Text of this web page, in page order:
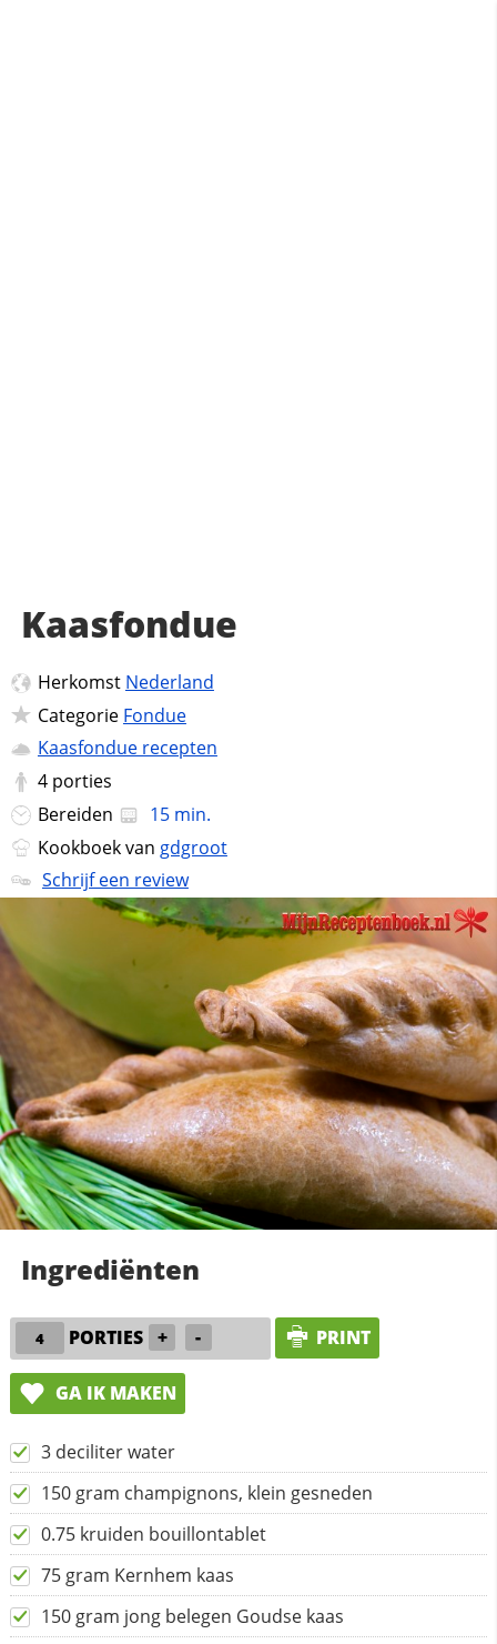
Kaasfondue
Herkomst Nederland
Categorie Fondue
Kaasfondue recepten
4 porties
Bereiden
15 min.
Kookboek van gdgroot
Schrijf een review
Ingrediënten
PORTIES + - PRINT
GA IK MAKEN
3 deciliter water
150 gram champignons, klein gesneden
0.75 kruiden bouillontablet
75 gram Kernhem kaas
150 gram jong belegen Goudse kaas